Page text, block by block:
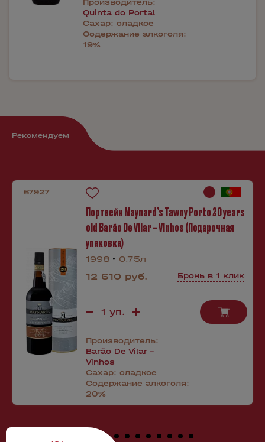
Производитель:
Quinta do Portal
Сахар: сладкое
Содержание алкоголя:
19%
Рекомендуем
67927
Портвейн Maynard’s Tawny Porto 20 years
old Barão De Vilar – Vinhos (Подарочная
упаковка)
1998 0.75л
12 610 руб. Бронь в 1 клик
Производитель:
Barão De Vilar -
Vinhos
Сахар: сладкое
Содержание алкоголя:
20%